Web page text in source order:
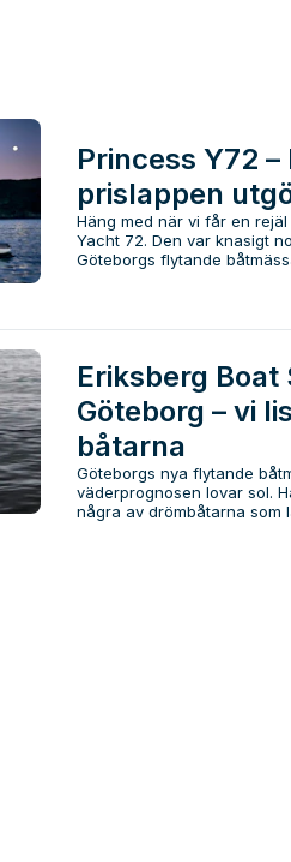
Princess Y72
prislappen
Häng med när vi får en
Yacht 72. Den var knasigt
Göteborgs flytande
Eriksberg Boat
Göteborg – vi
båtarna
Göteborgs nya flytande
väderprognosen lovar sol.
några av drömbåtarna som